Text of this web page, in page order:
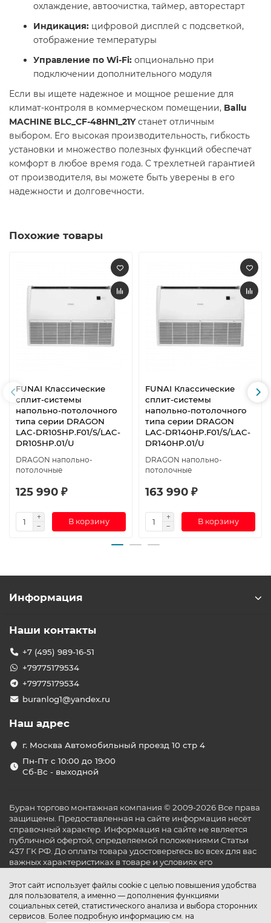
охлаждение, автоочистка, таймер, авторестарт
Индикация: цифровой дисплей с подсветкой,
отображение температуры
Управление по Wi-Fi: опционально при
подключении дополнительного модуля
Если вы ищете надежное и мощное решение для
климат-контроля в коммерческом помещении, Ballu
MACHINE BLC_CF-48HN1_21Yстанет отличным
выбором. Его высокая производительность, гибкость
установки и множество полезных функций обеспечат
комфорт в любое время года. С трехлетней гарантией
от производителя, вы можете быть уверены в его
надежности и долговечности.
Похожие товары
FUNAI Классические
сплит-системы
напольно-потолочного
типа серии DRAGON
LAC-DR105HP.F01/S/LAC-
DR105HP.01/U
DRAGON напольно-
потолочные
125 990 ₽
В корзину
FUNAI Классические
сплит-системы
напольно-потолочного
типа серии DRAGON
LAC-DR140HP.F01/S/LAC-
DR140HP.01/U
DRAGON напольно-
потолочные
163 990 ₽
В корзину
Этот сайт использует файлы cookie с целью повышения удобства
для пользователя, а именно — дополнения функциями
социальных сетей, статистического анализа и выбора сторонних
сервисов. Более подробную информацию см. на
Информация
Наши контакты
+7 (495) 989-16-51
+79775179534
+79775179534
buranlog1@yandex.ru
Наш адрес
г. Москва Автомобильный проезд 10 стр 4
Пн-Пт с 10:00 до 19:00
Сб-Вс - выходной
Буран торгово монтажная компания © 2009-2026 Все права
защищены. Предоставленная на сайте информация несёт
справочный характер. Информация на сайте не является
публичной офертой, определяемой положениями Статьи
437 ГК РФ. До оплаты товара удостоверьтесь во всех для вас
важных характеристиках в товаре и условиях его